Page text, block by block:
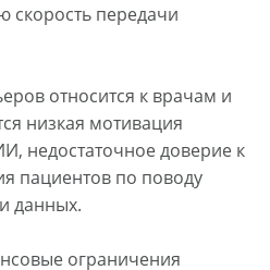
скорость передачи
относится к врачам и
низкая мотивация
недостаточное доверие к
пациентов по поводу
данных.
ограничения